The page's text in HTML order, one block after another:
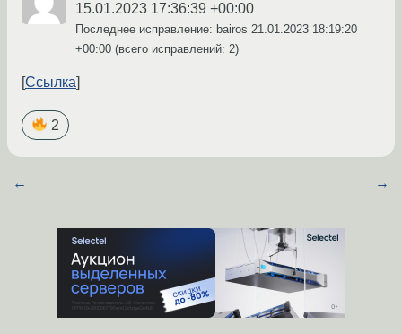
15.01.2023 17:36:39 +00:00
Последнее исправление: bairos 21.01.2023 18:19:20
+00:00 (всего исправлений: 2)
Ссылка
2
← →